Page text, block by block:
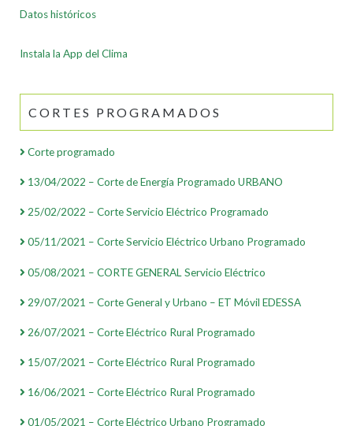
Datos históricos
Instala la App del Clima
CORTES PROGRAMADOS
Corte programado
13/04/2022 – Corte de Energía Programado URBANO
25/02/2022 – Corte Servicio Eléctrico Programado
05/11/2021 – Corte Servicio Eléctrico Urbano Programado
05/08/2021 – CORTE GENERAL Servicio Eléctrico
29/07/2021 – Corte General y Urbano – ET Móvil EDESSA
26/07/2021 – Corte Eléctrico Rural Programado
15/07/2021 – Corte Eléctrico Rural Programado
16/06/2021 – Corte Eléctrico Rural Programado
01/05/2021 – Corte Eléctrico Urbano Programado